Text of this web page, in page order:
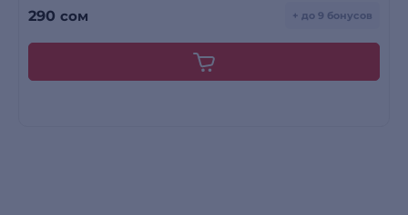
290 сом + до 9 бонусов